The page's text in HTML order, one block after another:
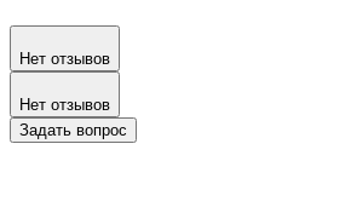
Нет отзывов
Нет отзывов
Задать вопрос